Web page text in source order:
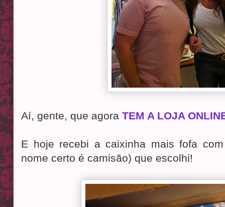
Aí, gente, que agora TEM A LOJA
E hoje recebi a caixinha mais fofa
nome certo é camisão) que escolhi!